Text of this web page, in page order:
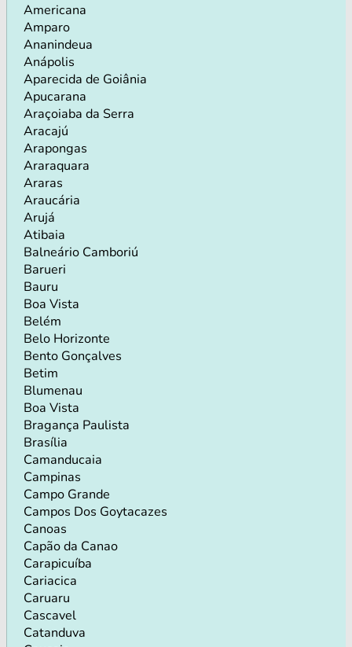
Americana
Amparo
Ananindeua
Anápolis
Aparecida de Goiânia
Apucarana
Araçoiaba da Serra
Aracajú
Arapongas
Araraquara
Araras
Araucária
Arujá
Atibaia
Balneário Camboriú
Barueri
Bauru
Boa Vista
Belém
Belo Horizonte
Bento Gonçalves
Betim
Blumenau
Boa Vista
Bragança Paulista
Brasília
Camanducaia
Campinas
Campo Grande
Campos Dos Goytacazes
Canoas
Capão da Canao
Carapicuíba
Cariacica
Caruaru
Cascavel
Catanduva